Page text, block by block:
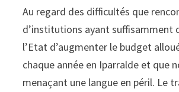
Au regard des difficultés que
d’institutions ayant suffisamment
l’Etat d’augmenter le budget
chaque année en Iparralde et
menaçant une langue en péril. Le